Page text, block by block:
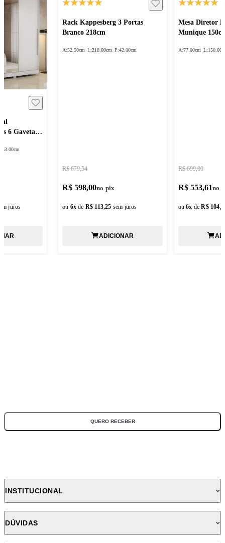
Rack Kappesberg 3 Portas
Branco 218cm
A:52.50cm L:218.00cm P:42.00cm
R$ 679,54
R$ 598,00
ou 6x de R$ 113,25 sem juros
ADICIONAR
Mesa Diretor
Munique
A:77.00cm L:
R$ 699,00
R$ 553,61
ou6x de R$
6 Gavetas
53.00cm
juros
QUERO RECEBER
INSTITUCIONAL
DÚVIDAS